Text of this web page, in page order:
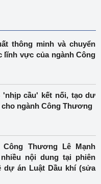
thông minh và chuyển
lĩnh vực của ngành Công
cầu' kết nối, tạo dư
ngành Công Thương
Thương Lê Mạnh
nội dung tại phiên
dự án Luật Dầu khí (sửa